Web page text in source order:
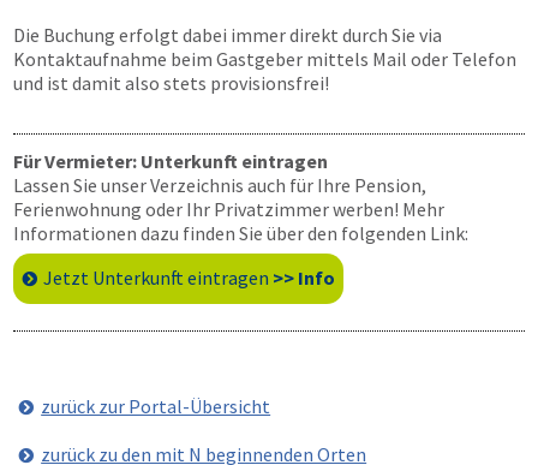
Die Buchung erfolgt dabei immer direkt durch Sie via
Kontaktaufnahme beim Gastgeber mittels Mail oder Telefon
und ist damit also stets provisionsfrei!
Für Vermieter: Unterkunft eintragen
Lassen Sie unser Verzeichnis auch für Ihre Pension,
Ferienwohnung oder Ihr Privatzimmer werben! Mehr
Informationen dazu finden Sie über den folgenden Link:
Jetzt Unterkunft eintragen >> Info
zurück zur Portal-Übersicht
zurück zu den mit N beginnenden Orten